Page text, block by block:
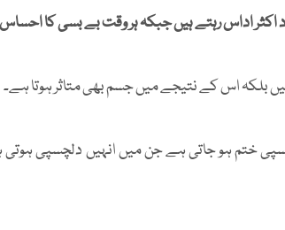
اداس رہتے ہیں جبکہ ہر وقت بے بسی کا
بلکہ اس کے نتیجے میں جسم بھی متاثر ہوتا ہے۔
ختم ہو جاتی ہے جن میں انہیں دلچسپی